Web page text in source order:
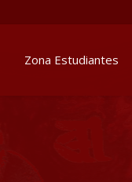
Zona Estudiantes